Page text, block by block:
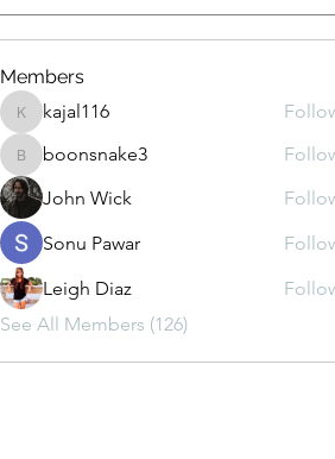
Members
kajal116
kajal116
boonsnake3
boonsnake3
John Wick
Sonu Pawar
Leigh Diaz
See All Members (126)